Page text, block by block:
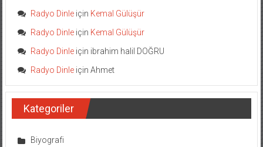
Radyo Dinleiçin Kemal Gülüşür
Radyo Dinleiçin Kemal Gülüşür
Radyo Dinleiçin ibrahim halil DOĞRU
Radyo Dinleiçin Ahmet
Kategoriler
Biyografi